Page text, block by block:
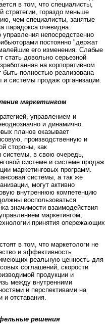
в том, что специалисты,
стратегии, гораздо меньше
чем специалисты, занятые
парадокса очевидна:
управления непосредственно
постоянно "держат
его изменения. Слабые
стать довольно серьезной
на корпоративном
быть полностью реализована
и системы продаж организации.
маркетингом
управлением и
и динамично.
планов оказывает
производственную и
стороны, как
системы, в свою очередь,
системе и системе продаж
маркетинговых программ.
системы, а так же
могут активно
внутреннюю компетенцию
воспользоваться
значимости взаимодействия
маркетингом,
принятия опережающих
в том, что маркетологи не
и эффективность
реальную ценность для
соглашений, скорости
продукции и
между внутренними
и перспективами на
и отставания.
решения